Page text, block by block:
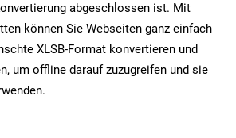
abgeschlossen ist. Mit
können Sie Webseiten ganz einfach
XLSB-Format konvertieren und
um offline darauf zuzugreifen und sie